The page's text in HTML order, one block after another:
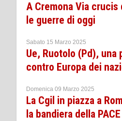
A Cremona Via
le guerre di oggi
Sabato 15 Marzo 2025
Ue, Ruotolo (Pd), una
contro Europa dei
Domenica 09 Marzo 2025
La Cgil in piazza a
la bandiera della